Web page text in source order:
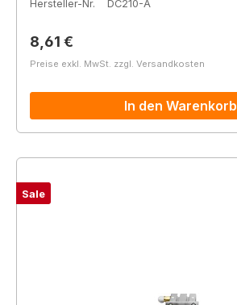
Hersteller-Nr.
DC210-A
Regulärer Preis:
8,61 €
Preise exkl. MwSt. zzgl. Versandkosten
In den Warenkorb
Sale